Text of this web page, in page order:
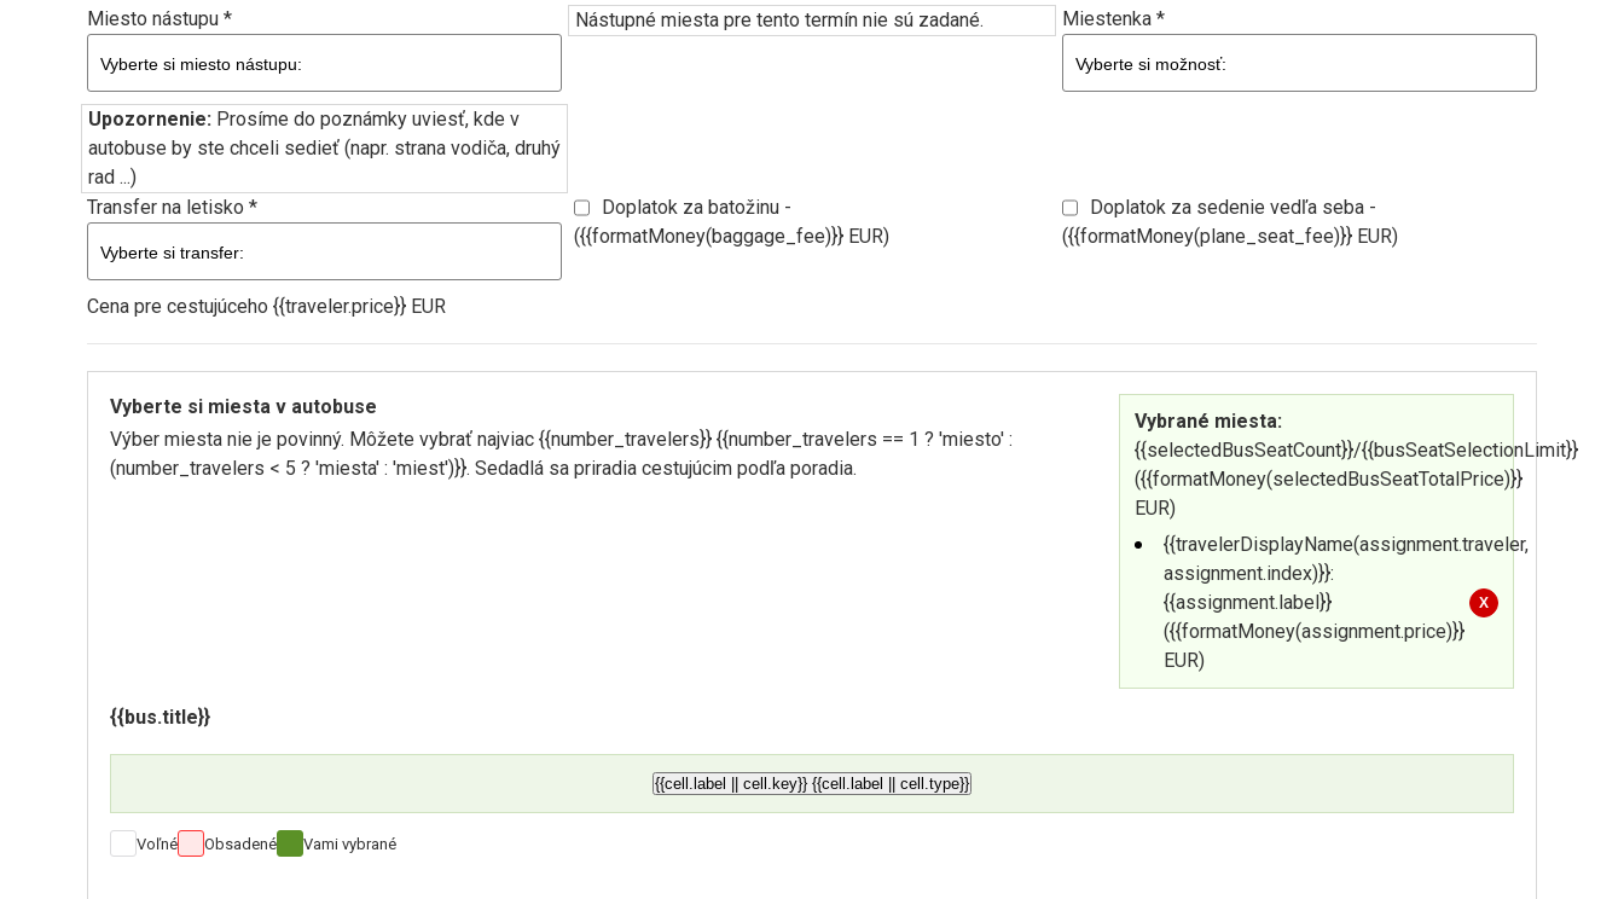
Miesto nástupu *
Nástupné miesta pre tento termín nie sú zadané. Miestenka *
Upozornenie: Prosíme do poznámky uviesť, kde v
autobuse by ste chceli sedieť (napr. strana vodiča, druhý
rad ...)
Transfer na letisko *
Doplatok za batožinu -
({{formatMoney(baggage_fee)}} EUR)
Doplatok za sedenie vedľa seba -
({{formatMoney(plane_seat_fee)}} EUR)
Cena pre cestujúceho {{traveler.price}} EUR
Vyberte si miesta v autobuse
Výber miesta nie je povinný. Môžete vybrať najviac {{number_travelers}} {{number_travelers == 1 ? 'miesto' :
(number_travelers < 5 ? 'miesta' : 'miest')}}. Sedadlá sa priradia cestujúcim podľa poradia.
Vybrané miesta:
{{selectedBusSeatCount}}/{{busSeatSelectionLimit}}
({{formatMoney(selectedBusSeatTotalPrice)}}
EUR)
{{travelerDisplayName(assignment.traveler,
assignment.index)}}:
{{assignment.label}}
({{formatMoney(assignment.price)}}
EUR)
X
{{bus.title}}
{{cell.label || cell.key}} {{cell.label || cell.type}}
Voľné Obsadené Vami vybrané